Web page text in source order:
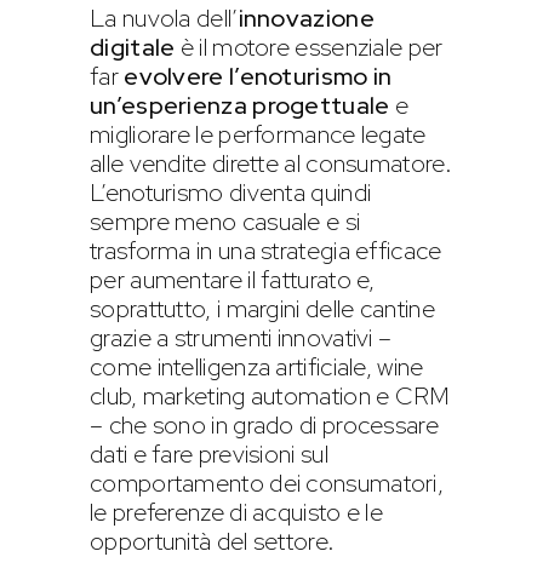
La nuvola dell’innovazione
digitale è il motore essenziale per
farevolvere l’enoturismo in
un’esperienza progettuale e
migliorare le performance legate
alle vendite dirette al consumatore.
L’enoturismo diventa quindi
sempre meno casuale e si
trasforma in una strategia efficace
per aumentare il fatturato e,
soprattutto, i margini delle cantine
grazie a strumenti innovativi –
come intelligenza artificiale, wine
club, marketing automation e CRM
– che sono in grado di processare
dati e fare previsioni sul
comportamento dei consumatori,
le preferenze di acquisto e le
opportunità del settore.